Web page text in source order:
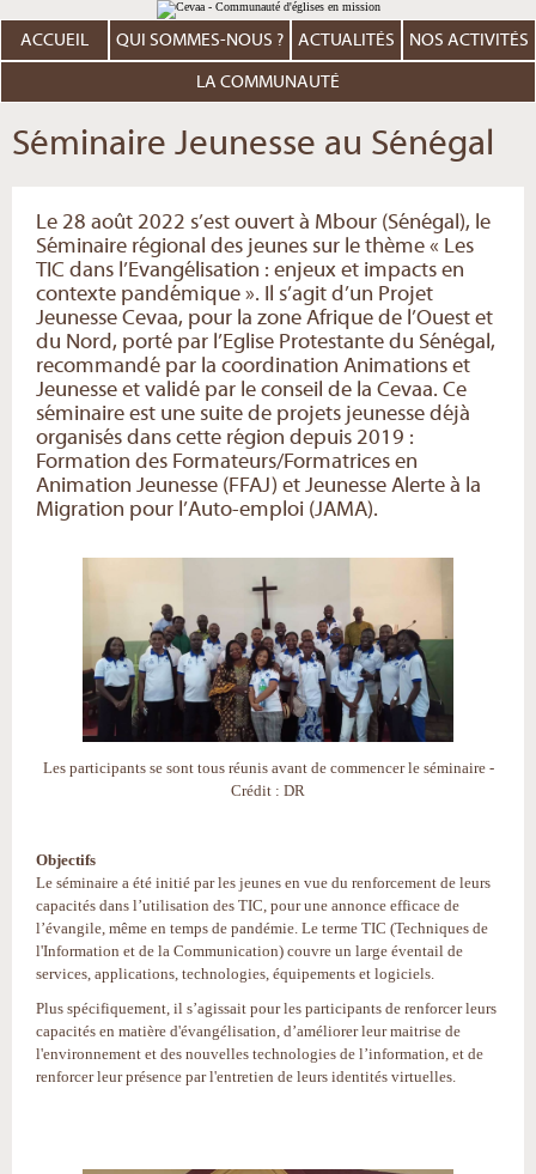
au
contenu.
Aller
personnels
ACCUEIL QUI SOMMES-NOUS ? ACTUALITÉS NOS ACTIVITÉS
LA COMMUNAUTÉ
Séminaire Jeunesse au Sénégal
Le 28 août 2022 s’est ouvert à Mbour (Sénégal), le
Séminaire régional des jeunes sur le thème « Les
TIC dans l’Evangélisation : enjeux et impacts en
contexte pandémique ». Il s’agit d’un Projet
Jeunesse Cevaa, pour la zone Afrique de l’Ouest et
du Nord, porté par l’Eglise Protestante du Sénégal,
recommandé par la coordination Animations et
Jeunesse et validé par le conseil de la Cevaa. Ce
séminaire est une suite de projets jeunesse déjà
organisés dans cette région depuis 2019 :
Formation des Formateurs/Formatrices en
Animation Jeunesse (FFAJ) et Jeunesse Alerte à la
Migration pour l’Auto-emploi (JAMA).
Les participants se sont tous réunis avant de commencer le séminaire -
Crédit : DR
Objectifs
Le séminaire a été initié par les jeunes en vue du renforcement de leurs
capacités dans l’utilisation des TIC, pour une annonce efficace de
l’évangile, même en temps de pandémie. Le terme TIC (Techniques de
l'Information et de la Communication) couvre un large éventail de
services, applications, technologies, équipements et logiciels.
Plus spécifiquement, il s’agissait pour les participants de renforcer leurs
capacités en matière d'évangélisation, d’améliorer leur maitrise de
l'environnement et des nouvelles technologies de l’information, et de
renforcer leur présence par l'entretien de leurs identités virtuelles.